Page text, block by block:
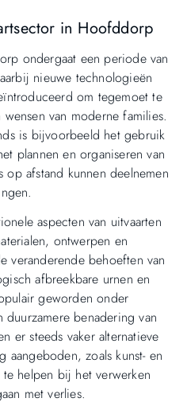
in Hoofddorp
ondergaat een periode van
nieuwe technologieën
om tegemoet te
van moderne families.
is bijvoorbeeld het gebruik
plannen en organiseren van
afstand kunnen deelnemen
aspecten van uitvaarten
ontwerpen en
veranderende behoeften van
afbreekbare urnen en
geworden onder
duurzamere benadering van
er steeds vaker alternatieve
aangeboden, zoals kunst- en
helpen bij het verwerken
met verlies.